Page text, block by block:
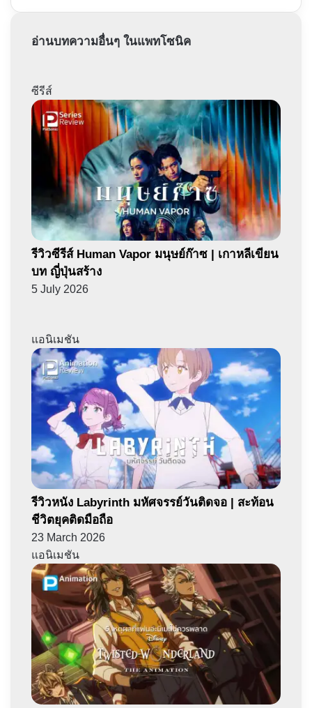
อ่านบทความอื่นๆ ในแพทโซนิค
ซีรีส์
รีวิวซีรีส์ Human Vapor มนุษย์ก๊าซ | เกาหลีเขียน
บท ญี่ปุ่นสร้าง
5 July 2026
แอนิเมชัน
รีวิวหนัง Labyrinth มหัศจรรย์วันติดจอ | สะท้อน
ชีวิตยุคติดมือถือ
23 March 2026
แอนิเมชัน